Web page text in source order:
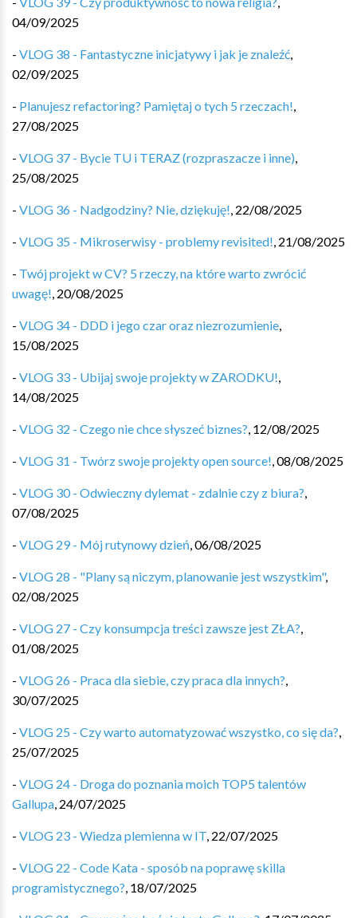
04/09/2025
- VLOG 38 - Fantastyczne inicjatywy i jak je znaleźć,
02/09/2025
- Planujesz refactoring? Pamiętaj o tych 5 rzeczach!,
27/08/2025
- VLOG 37 - Bycie TU i TERAZ (rozpraszacze i inne),
25/08/2025
- VLOG 36 - Nadgodziny? Nie, dziękuję!, 22/08/2025
- VLOG 35 - Mikroserwisy - problemy revisited!, 21/08/2025
- Twój projekt w CV? 5 rzeczy, na które warto zwrócić
uwagę!, 20/08/2025
- VLOG 34 - DDD i jego czar oraz niezrozumienie,
15/08/2025
- VLOG 33 - Ubijaj swoje projekty w ZARODKU!,
14/08/2025
- VLOG 32 - Czego nie chce słyszeć biznes?, 12/08/2025
- VLOG 31 - Twórz swoje projekty open source!,08/08/2025
- VLOG 30 - Odwieczny dylemat - zdalnie czy z biura?,
07/08/2025
- VLOG 29 - Mój rutynowy dzień,06/08/2025
- VLOG 28 - "Plany są niczym, planowanie jest wszystkim",
02/08/2025
- VLOG 27 - Czy konsumpcja treści zawsze jest ZŁA?,
01/08/2025
- VLOG 26 - Praca dla siebie, czy praca dla innych?,
30/07/2025
- VLOG 25 - Czy warto automatyzować wszystko, co się da?,
25/07/2025
- VLOG 24 - Droga do poznania moich TOP5 talentów
Gallupa, 24/07/2025
- VLOG 23 - Wiedza plemienna w IT, 22/07/2025
- VLOG 22 - Code Kata - sposób na poprawę skilla
programistycznego?, 18/07/2025